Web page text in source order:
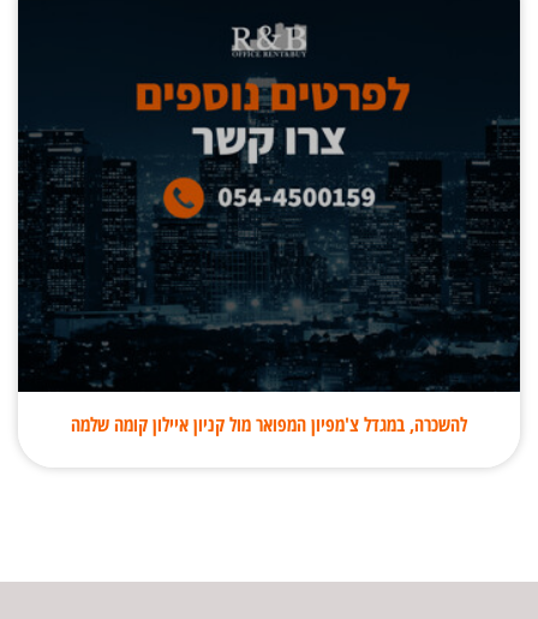
להשכרה, במגדל צ'מפיון המפואר מול קניון איילון קומה שלמה